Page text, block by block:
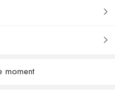
moment